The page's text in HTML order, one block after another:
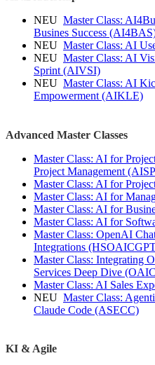
NEU Master Class:
Busines Success
NEU Master Class: AI
NEU Master Class: AI
Sprint(AIVSI)
NEU Master Class: AI
Empowerment(AIKLE)
Advanced Master Classes
Master Class: AI for
Project Management
Master Class: AI for
Master Class: AI for
Master Class: AI for
Master Class: AI for
Master Class: OpenAI
Integrations
Master Class: Integrating
Services Deep Dive
Master Class: AI Sales
NEU Master Class:
Claude Code (ASECC)
KI & Agile